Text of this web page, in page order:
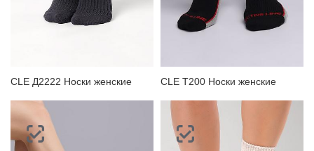
CLE Д2222 Носки женские CLE Т200 Носки женские